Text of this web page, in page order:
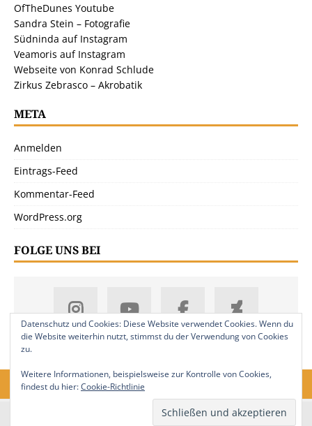
OfTheDunes Youtube
Sandra Stein – Fotografie
Südninda auf Instagram
Veamoris auf Instagram
Webseite von Konrad Schlude
Zirkus Zebrasco – Akrobatik
META
Anmelden
Eintrags-Feed
Kommentar-Feed
WordPress.org
FOLGE UNS BEI
18. Jahrgang. © 2008-2026 Nitramica Arts / Anastratin.de. Alle Rechte
Datenschutz und Cookies: Diese Website verwendet Cookies. Wenn du
die Website weiterhin nutzt, stimmst du der Verwendung von Cookies
zu.
Weitere Informationen, beispielsweise zur Kontrolle von Cookies,
findest du hier:Cookie-Richtlinie